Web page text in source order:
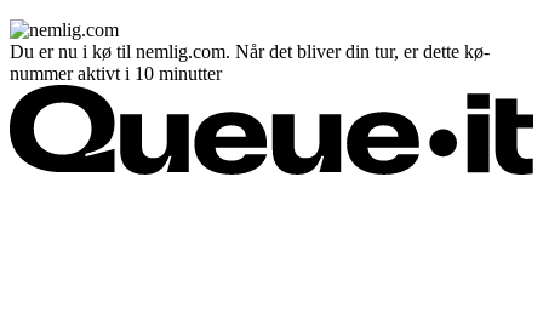
Du er nu i kø til nemlig.com. Når det bliver din tur, er dette kø-
nummer aktivt i 10 minutter